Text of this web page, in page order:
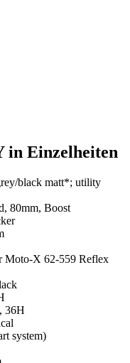
in Einzelheiten
black matt*; utility
80mm, Boost
Moto-X 62-559 Reflex
36H
system)